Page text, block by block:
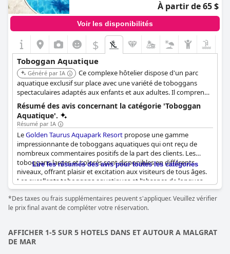
À partir de 65 $
Voir les disponibilités
$
Toboggan Aquatique
Généré par IA
Ce complexe hôtelier dispose d'un parc
aquatique exclusif sur place avec une variété de toboggans
spectaculaires adaptés aux enfants et aux adultes. Il comprend
des toboggans de course, des toboggans kamikazes et des
zones dédiées aux jeunes enfants, garantissant du plaisir pour
toute la famille. Le parc comprend une aire de jeux aquatique,
des toboggans multipistes et des luges.
Résumé des avis concernant la catégorie 'Toboggan
Aquatique'.
Résumé par IA
LeGolden Taurus Aquapark Resort propose une gamme
impressionnante de toboggans aquatiques qui ont reçu de
nombreux commentaires positifs de la part des clients. Les
toboggans larges et colorés sont disponibles en différents
niveaux, offrant plaisir et excitation aux visiteurs de tous âges.
Les excellents toboggans aquatiques et l'absence de longues
attentes sont particulièrement appréciés, garantissant une
expérience agréable sans avoir à faire la queue.
contribuant à une atmosphère vibrante et engageante. La
disponibilité de plusieurs piscines et d'une variété d'activités
Lire les résumés des avis pour toutes les catégories
*Des taxes ou frais supplémentaires peuvent s'appliquer. Veuillez vérifier
le prix final avant de compléter votre réservation.
AFFICHER 1-5 SUR 5 HOTELS DANS ET AUTOUR A MALGRAT
DE MAR